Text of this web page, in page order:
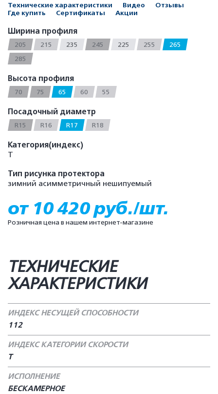
Технические характеристики Видео
Отзывы
Где купить
Сертификаты Акции
Ширина профиля
205 215 235 245 225 255
265
285
Высота профиля
70 75 65 60 55
Посадочный диаметр
R15 R16 R17 R18
Категория(индекс)
T
Тип рисунка протектора
зимний асимметричный нешипуемый
от 10 420 руб./шт.
Розничная цена в нашем интернет-магазине
ТЕХНИЧЕСКИЕ
ХАРАКТЕРИСТИКИ
ИНДЕКС НЕСУЩЕЙ СПОСОБНОСТИ
112
ИНДЕКС КАТЕГОРИИ СКОРОСТИ
T
ИСПОЛНЕНИЕ
БЕСКАМЕРНОЕ